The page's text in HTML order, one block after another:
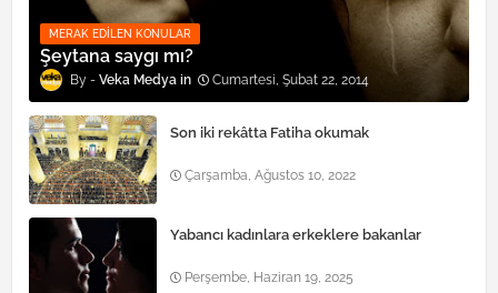
MERAK EDILEN KONULAR
Şeytana saygı mı?
Veka Medya Cumartesi, Şubat 22, 2014
Son iki rekâtta Fatiha okumak
Çarşamba, Ağustos 10, 2022
Yabancı kadınlara erkeklere bakanlar
Perşembe, Haziran 19, 2025